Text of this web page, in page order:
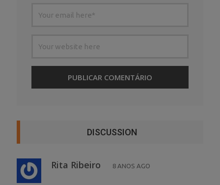
DISCUSSION
Rita Ribeiro 8 ANOS AGO